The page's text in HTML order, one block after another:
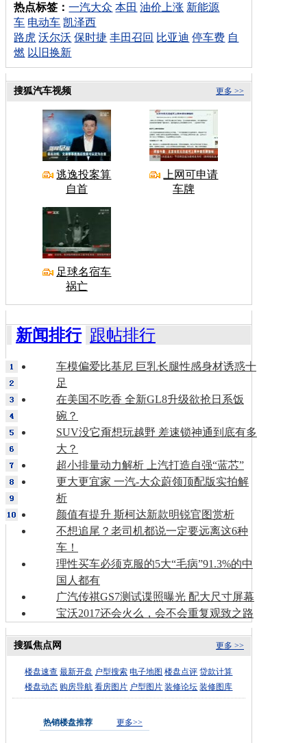
热点标签：一汽大众 本田 油价上涨 新能源
车 电动车 凯泽西
路虎 沃尔沃 保时捷 丰田召回 比亚迪 停车费 自
燃 以旧换新
更多 >>
搜狐汽车视频
逃逸投案算
自首
上网可申请
车牌
足球名宿车
祸亡
新闻排行 跟帖排行
车模偏爱比基尼 巨乳长腿性感身材诱惑十
足
在美国不吃香 全新GL8升级欲抢日系饭
碗？
SUV没它甭想玩越野 差速锁神通到底有多
大？
超小排量动力解析 上汽打造自强“蓝芯”
更大更宜家 一汽-大众蔚领顶配版实拍解
析
颜值有提升 斯柯达新款明锐官图赏析
不想追尾？老司机都说一定要远离这6种
车！
理性买车必须克服的5大“毛病”91.3%的中
国人都有
广汽传祺GS7测试谍照曝光 配大尺寸屏幕
宝沃2017还会火么，会不会重复观致之路
更多 >>
搜狐焦点网
楼盘速查 最新开盘 户型搜索 电子地图 楼盘点评 贷款计算
楼盘动态 购房导航 看房图片 户型图片 装修论坛 装修图库
热销楼盘推荐 更多>>